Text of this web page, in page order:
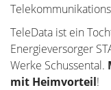
TeleData ist ein
Energieversorger
Werke Schussental.
mit Heimvorteil